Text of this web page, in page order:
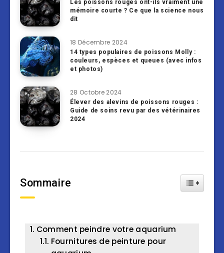
Les poissons rouges ont-ils vraiment une
mémoire courte ? Ce que la science nous
dit
18 Décembre 2024
14 types populaires de poissons Molly :
couleurs, espèces et queues (avec infos
et photos)
28 Octobre 2024
Élever des alevins de poissons rouges :
Guide de soins revu par des vétérinaires
2024
Sommaire Toggle
Comment peindre votre aquarium
Fournitures de peinture pour